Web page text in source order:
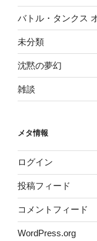
バトル・タンクス
未分類
沈黙の夢幻
雑談
メタ情報
ログイン
投稿フィード
コメントフィード
WordPress.org